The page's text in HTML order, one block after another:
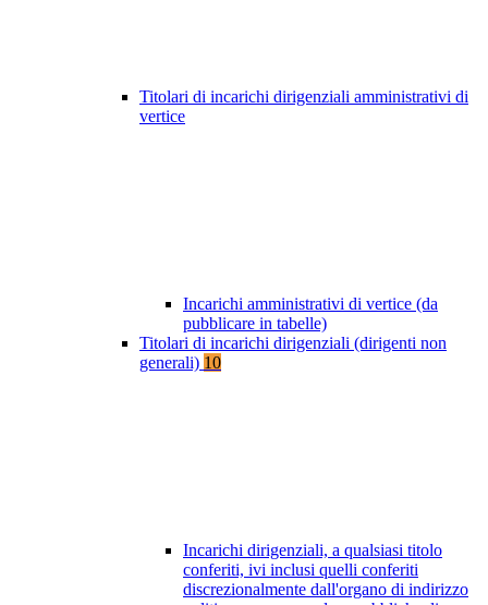
Titolari di incarichi dirigenziali amministrativi di
vertice
Incarichi amministrativi di vertice (da
pubblicare in tabelle)
Titolari di incarichi dirigenziali (dirigenti non
generali) 10
Incarichi dirigenziali, a qualsiasi titolo
conferiti, ivi inclusi quelli conferiti
discrezionalmente dall'organo di indirizzo